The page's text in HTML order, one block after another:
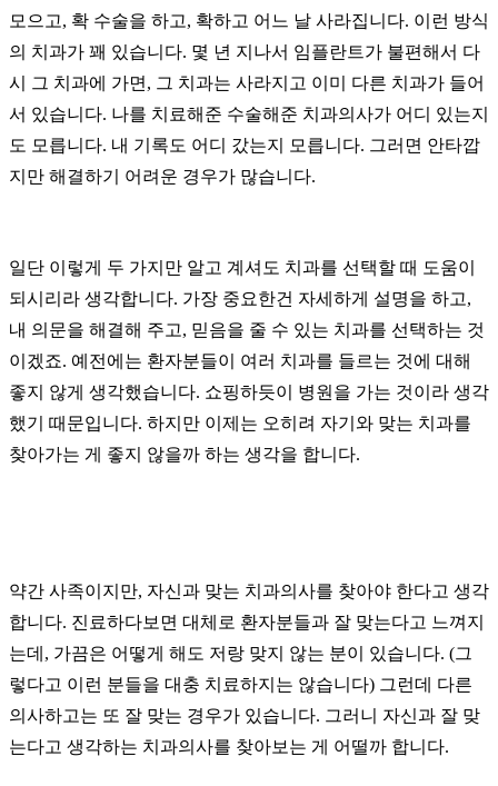
모으고, 확 수술을 하고, 확하고 어느 날 사라집니다. 이런 방식
의 치과가 꽤 있습니다. 몇 년 지나서 임플란트가 불편해서 다
시 그 치과에 가면, 그 치과는 사라지고 이미 다른 치과가 들어
서 있습니다. 나를 치료해준 수술해준 치과의사가 어디 있는지
도 모릅니다. 내 기록도 어디 갔는지 모릅니다. 그러면 안타깝
지만 해결하기 어려운 경우가 많습니다.
일단 이렇게 두 가지만 알고 계셔도 치과를 선택할 때 도움이
되시리라 생각합니다. 가장 중요한건 자세하게 설명을 하고,
내 의문을 해결해 주고, 믿음을 줄 수 있는 치과를 선택하는 것
이겠죠. 예전에는 환자분들이 여러 치과를 들르는 것에 대해
좋지 않게 생각했습니다. 쇼핑하듯이 병원을 가는 것이라 생각
했기 때문입니다. 하지만 이제는 오히려 자기와 맞는 치과를
찾아가는 게 좋지 않을까 하는 생각을 합니다.
약간 사족이지만, 자신과 맞는 치과의사를 찾아야 한다고 생각
합니다. 진료하다보면 대체로 환자분들과 잘 맞는다고 느껴지
는데, 가끔은 어떻게 해도 저랑 맞지 않는 분이 있습니다. (그
렇다고 이런 분들을 대충 치료하지는 않습니다) 그런데 다른
의사하고는 또 잘 맞는 경우가 있습니다. 그러니 자신과 잘 맞
는다고 생각하는 치과의사를 찾아보는 게 어떨까 합니다.